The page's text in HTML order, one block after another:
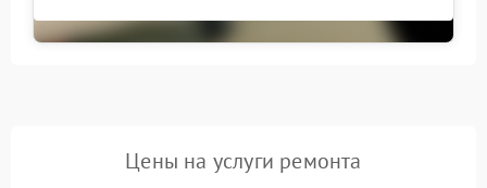
Цены на услуги ремонта